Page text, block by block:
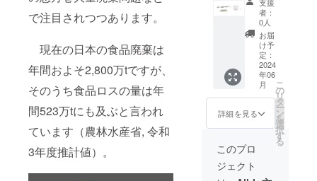
で注目されつつあります。
現在の日本の食品廃棄は
年間およそ2,800万tですが、
そのうち食品ロスの量は年
間523万tにも及ぶと言われ
ています（農林水産省, 令和
3年度推計値）。
と活動
報告
書、絶
景書店
さんと
のコラ
ボス
テッ
あまい
ろ商店
ンハン
カチ
（20cm
商店」
また、
ご支援
いただ
いた方
として
あまい
ろ商店
のSNS
でお知
ただき
リター
ター】
店舗内
の壁に
サポー
ター様
のPRス
ペース
を設置
し、ポ
スター
やチラ
真等を
配置い
たしま
支援
者：
0人
お届
け予
定：
2024
年06
月
詳細を見る
こ
の
リ
タ
ー
ン
を
選
択
す
る
このプロ
ジェクト